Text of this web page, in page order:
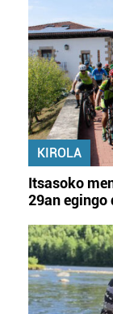
KIROLA
Itsasoko
29an egingo